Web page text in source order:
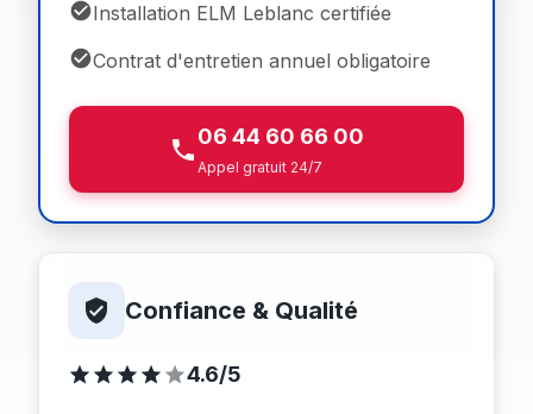
Installation ELM Leblanc certifiée
Contrat d'entretien annuel obligatoire
06 44 60 66 00
Appel gratuit 24/7
Confiance & Qualité
4.6/5